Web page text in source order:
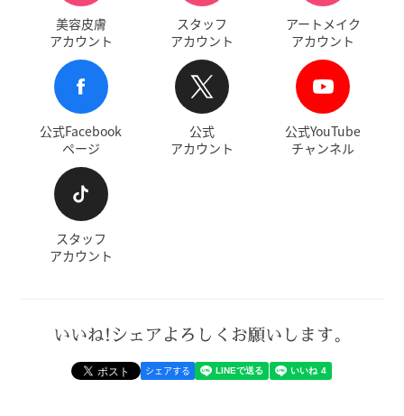
美容皮膚
アカウント
スタッフ
アカウント
アートメイク
アカウント
公式Facebook
ページ
公式
アカウント
公式YouTube
チャンネル
スタッフ
アカウント
いいね!シェアよろしくお願いします。
シェアする